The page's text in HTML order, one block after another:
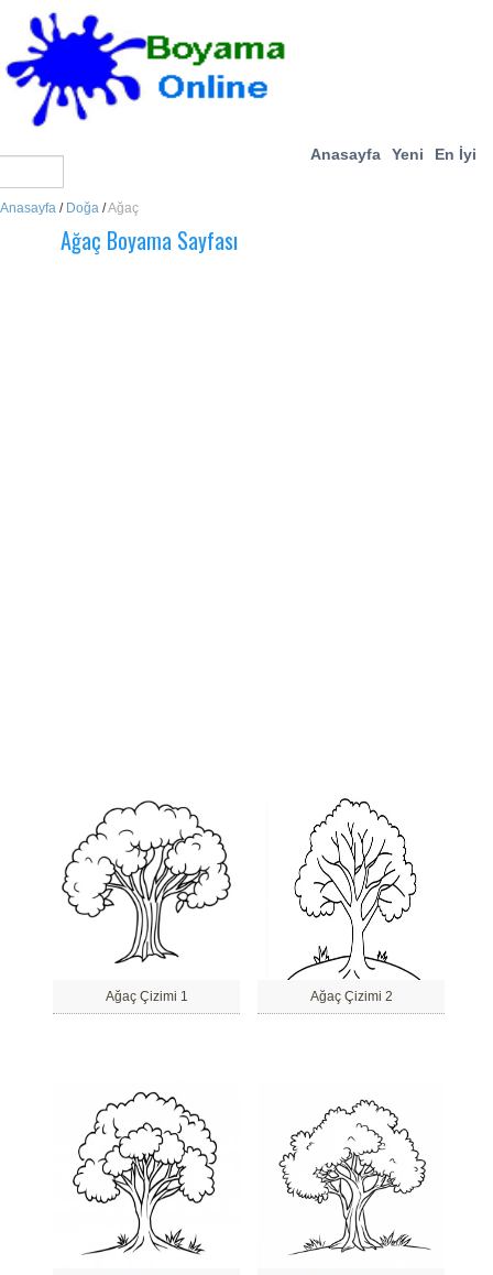
Anasayfa Yeni En İyi
Anasayfa / Doğa /Ağaç
Ağaç Boyama Sayfası
Ağaç Çizimi 1 Ağaç Çizimi 2